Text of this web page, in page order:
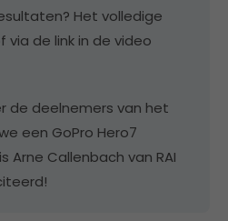
Het volledige
via de link in de video
de deelnemers van het
een GoPro Hero7
Arne Callenbach van RAI